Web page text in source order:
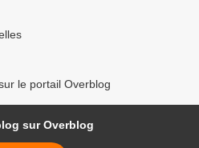
le portail Overblog
sur Overblog